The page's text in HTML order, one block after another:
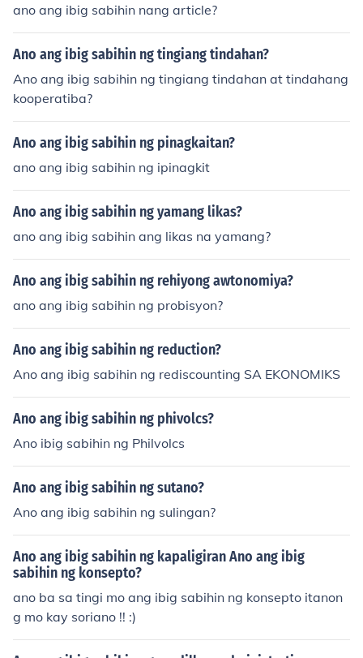
ano ang ibig sabihin nang article?
Ano ang ibig sabihin ng tingiang tindahan?
Ano ang ibig sabihin ng tingiang tindahan at tindahang
kooperatiba?
Ano ang ibig sabihin ng pinagkaitan?
ano ang ibig sabihin ng ipinagkit
Ano ang ibig sabihin ng yamang likas?
ano ang ibig sabihin ang likas na yamang?
Ano ang ibig sabihin ng rehiyong awtonomiya?
ano ang ibig sabihin ng probisyon?
Ano ang ibig sabihin ng reduction?
Ano ang ibig sabihin ng rediscounting SA EKONOMIKS
Ano ang ibig sabihin ng phivolcs?
Ano ibig sabihin ng Philvolcs
Ano ang ibig sabihin ng sutano?
Ano ang ibig sabihin ng sulingan?
Ano ang ibig sabihin ng kapaligiran Ano ang ibig
sabihin ng konsepto?
ano ba sa tingi mo ang ibig sabihin ng konsepto itanon
g mo kay soriano !! :)